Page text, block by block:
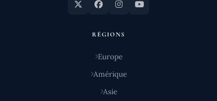
RÉGIONS
Europe
Amérique
Asie